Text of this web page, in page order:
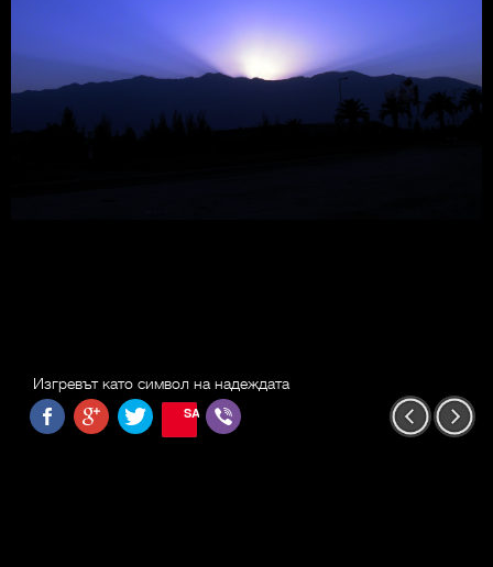
Изгревът като символ на надеждата
SAVE